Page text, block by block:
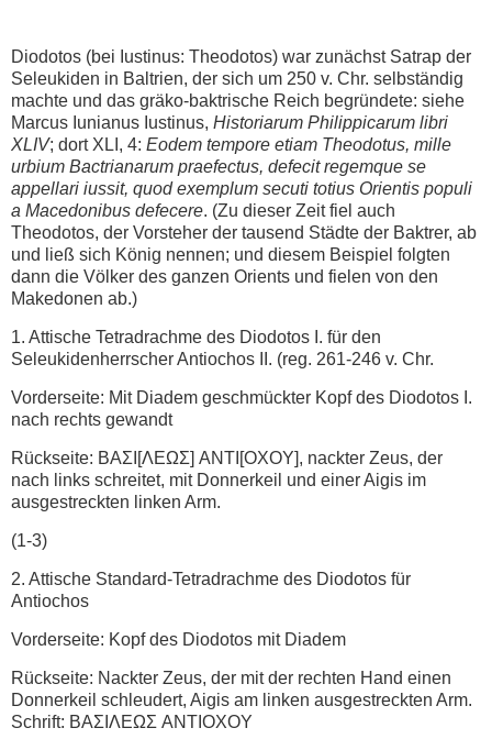
Diodotos (bei Iustinus: Theodotos) war zunächst Satrap der
Seleukiden in Baltrien, der sich um 250 v. Chr. selbständig
machte und das gräko-baktrische Reich begründete: siehe
Marcus Iunianus Iustinus, Historiarum Philippicarum libri
XLIV; dort XLI, 4: Eodem tempore etiam Theodotus, mille
urbium Bactrianarum praefectus, defecit regemque se
appellari iussit, quod exemplum secuti totius Orientis populi
a Macedonibus defecere. (Zu dieser Zeit fiel auch
Theodotos, der Vorsteher der tausend Städte der Baktrer, ab
und ließ sich König nennen; und diesem Beispiel folgten
dann die Völker des ganzen Orients und fielen von den
Makedonen ab.)
1. Attische Tetradrachme des Diodotos I. für den
Seleukidenherrscher Antiochos II. (reg. 261-246 v. Chr.
Vorderseite: Mit Diadem geschmückter Kopf des Diodotos I.
nach rechts gewandt
Rückseite: ΒΑΣΙ[ΛΕΩΣ] ANTI[OXOY], nackter Zeus, der
nach links schreitet, mit Donnerkeil und einer Aigis im
ausgestreckten linken Arm.
(1-3)
2. Attische Standard-Tetradrachme des Diodotos für
Antiochos
Vorderseite: Kopf des Diodotos mit Diadem
Rückseite: Nackter Zeus, der mit der rechten Hand einen
Donnerkeil schleudert, Aigis am linken ausgestreckten Arm.
Schrift: BAΣIΛEΩΣ ANTIOXOY